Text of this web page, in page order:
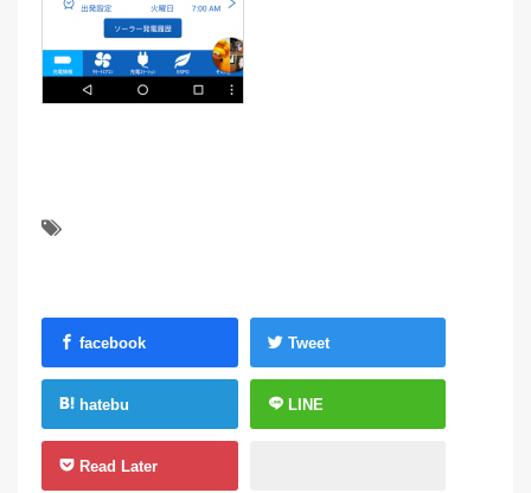
facebook Tweet
hatebu LINE
Read Later